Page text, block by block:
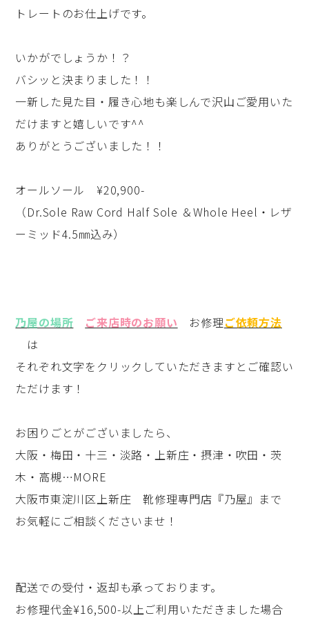
トレートのお仕上げです。
いかがでしょうか！？
バシッと決まりました！！
一新した見た目・履き心地も楽しんで沢山ご愛用いた
だけますと嬉しいです^^
ありがとうございました！！
オールソール ¥20,900-
（Dr.Sole Raw Cord Half Sole ＆Whole Heel・レザ
ーミッド4.5㎜込み）
乃屋の場所 ご来店時のお願い お修理ご依頼方法
は
それぞれ文字をクリックしていただきますとご確認い
ただけます！
お困りごとがございましたら、
大阪・梅田・十三・淡路・上新庄・摂津・吹田・茨
木・高槻…MORE
大阪市東淀川区上新庄 靴修理専門店『乃屋』まで
お気軽にご相談くださいませ！
配送での受付・返却も承っております。
お修理代金¥16,500-以上ご利用いただきました場合